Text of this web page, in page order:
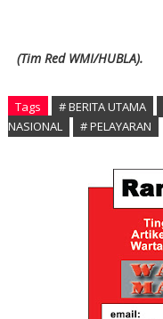
(Tim Red WMI/HUBLA).
Tags # BERITA UTAMA
NASIONAL
# PELAYARAN